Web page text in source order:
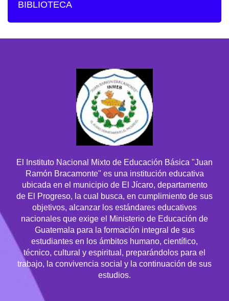
BIBLIOTECA
El Instituto Nacional Mixto de Educación Básica "Juan
Ramón Bracamonte" es una institución educativa
ubicada en el municipio de El Jícaro, departamento
de El Progreso, la cual busca, en cumplimiento de sus
objetivos, alcanzar los estándares educativos
nacionales que exige el Ministerio de Educación de
Guatemala para la formación integral de sus
estudiantes en los ámbitos humano, científico,
técnico, cultural y espiritual, preparándolos para el
trabajo, la convivencia social y la continuación de sus
estudios.